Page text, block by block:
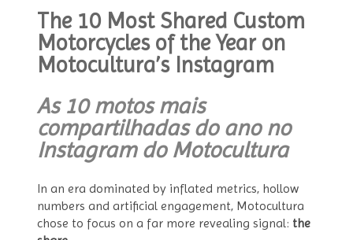
The 10 Most Shared Custom
Motorcycles of the Year on
Motocultura’s Instagram
As 10 motos mais
compartilhadas do ano no
Instagram do Motocultura
In an era dominated by inflated metrics, hollow
numbers and artificial engagement, Motocultura
chose to focus on a far more revealing signal: the